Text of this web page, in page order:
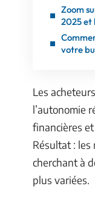
Zoom
2025 et
votre
Les
l’autonomie
financières
Résultat :
cherchant à
plus variées.